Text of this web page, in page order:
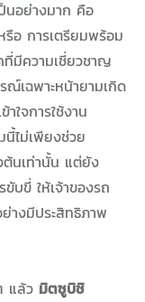
นอย่างมาก คือ
อ การเตรียมพร้อม
มีความเชี่ยวชาญ
ณ์เฉพาะหน้ายามเกิด
ใจการใช้งาน
ไม่เพียงช่วย
ต้นเท่านั้น แต่ยัง
ขับขี่ ให้เจ้าของรถ
างมีประสิทธิภาพ
แล้ว มิตซูบิชิ